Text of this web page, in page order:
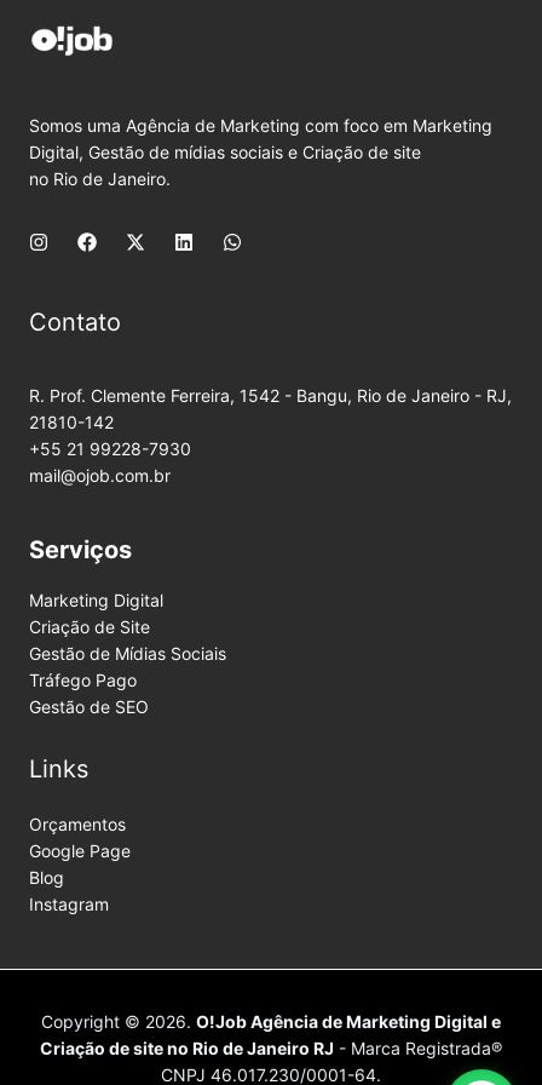
Somos uma Agência de Marketing com foco em Marketing
Digital, Gestão de mídias sociais e Criação de site
no Rio de Janeiro.
Contato
R. Prof. Clemente Ferreira, 1542 - Bangu, Rio de Janeiro - RJ,
21810-142
+55 21 99228-7930
mail@ojob.com.br
Serviços
Marketing Digital
Criação de Site
Gestão de Mídias Sociais
Tráfego Pago
Gestão de SEO
Links
Orçamentos
Google Page
Blog
Instagram
Copyright © 2026. O!Job Agência de Marketing Digital e
Criação de site no Rio de Janeiro RJ - Marca Registrada®
CNPJ 46.017.230/0001-64.